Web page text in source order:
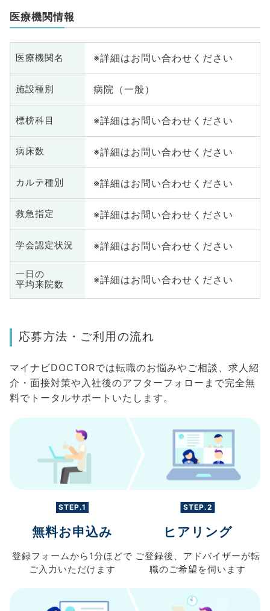
医療機関情報
医療機関名 ※詳細はお問い合わせください
施設種別 病院（一般）
標榜科目 ※詳細はお問い合わせください
病床数 ※詳細はお問い合わせください
カルテ種別 ※詳細はお問い合わせください
救急指定 ※詳細はお問い合わせください
学会認定状況 ※詳細はお問い合わせください
一日の
平均来院数
※詳細はお問い合わせください
応募方法・ご利用の流れ
マイナビDOCTORでは転職のお悩みやご相談、求人紹
介・面接対策や入社後のアフターフォローまで完全無
料でトータルサポートいたします。
STEP.1
無料お申込み
登録フォームから 1分ほどで
ご入力 いただけます
STEP.2
ヒアリング
ご登録後、 アドバイザーが転
職のご希望を伺います